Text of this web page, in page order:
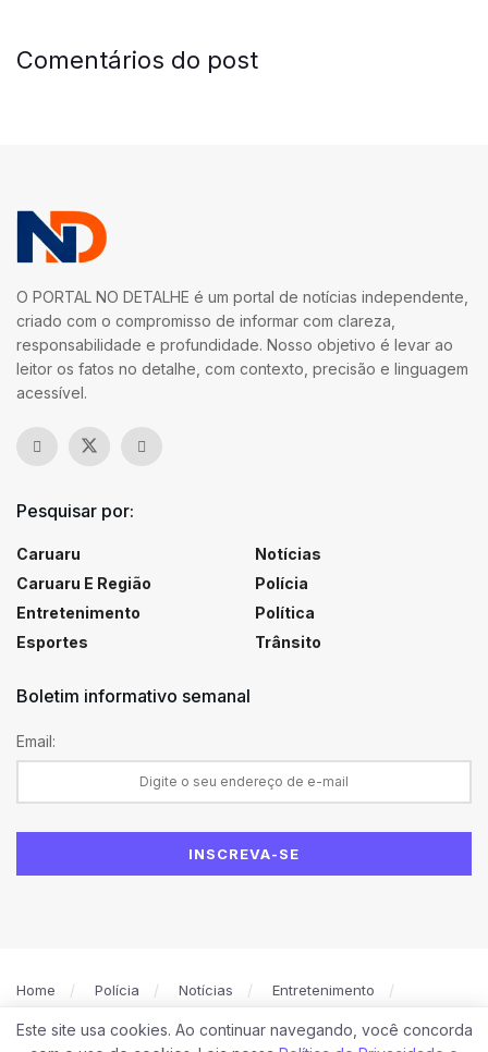
Comentários do post
O PORTAL NO DETALHE é um portal de notícias independente,
criado com o compromisso de informar com clareza,
responsabilidade e profundidade. Nosso objetivo é levar ao
leitor os fatos no detalhe, com contexto, precisão e linguagem
acessível.
Pesquisar por:
Caruaru
Caruaru E Região
Entretenimento
Esportes
Notícias
Polícia
Política
Trânsito
Boletim informativo semanal
Email:
Home Polícia Notícias
Entretenimento
Política de Privacidade
Contato
Este site usa cookies. Ao continuar navegando, você concorda